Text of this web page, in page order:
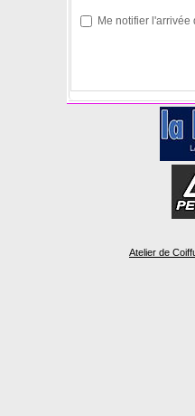
Me notifier
Atelier de